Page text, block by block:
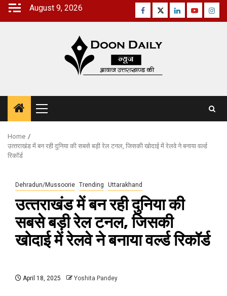
Skip
August 9, 2026 Facebook
TwitterLinkedinYoutube
Primary
Menu
Home
उत्‍तराखंड में बन रही दुनिया की सबसे बड़ी रेल टनल, जिसकी खोदाई में रेलवे ने बनाया वर्ल्ड
रिकॉर्ड
Dehradun/Mussoorie Trending Uttarakhand
उत्‍तराखंड में बन रही दुनिया की
सबसे बड़ी रेल टनल, जिसकी
खोदाई में रेलवे ने बनाया वर्ल्ड रिकॉर्ड
April 18, 2025 Yoshita Pandey